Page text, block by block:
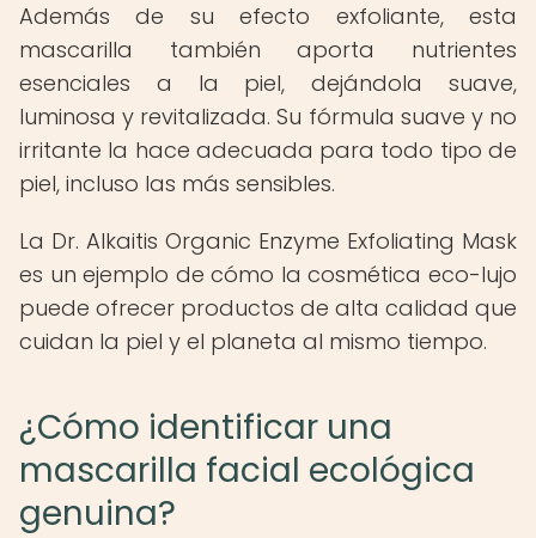
Además de su efecto exfoliante, esta
mascarilla también aporta nutrientes
esenciales a la piel, dejándola suave,
luminosa y revitalizada. Su fórmula suave y no
irritante la hace adecuada para todo tipo de
piel, incluso las más sensibles.
La Dr. Alkaitis Organic Enzyme Exfoliating Mask
es un ejemplo de cómo la cosmética eco-lujo
puede ofrecer productos de alta calidad que
cuidan la piel y el planeta al mismo tiempo.
¿Cómo identificar una
mascarilla facial ecológica
genuina?